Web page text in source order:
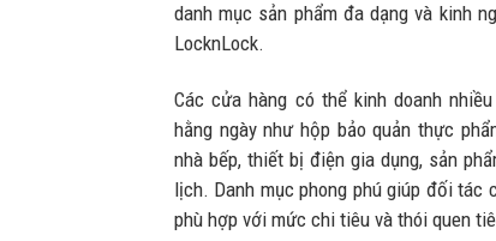
danh mục sản phẩm đa dạng và kinh
LocknLock.
Các cửa hàng có thể kinh doanh
hằng ngày như hộp bảo quản thực
nhà bếp, thiết bị điện gia dụng, sản
lịch. Danh mục phong phú giúp đối tác
phù hợp với mức chi tiêu và thói quen